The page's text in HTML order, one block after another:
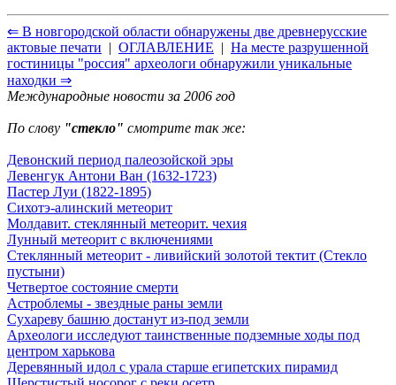
⇐ В новгородской области обнаружены две древнерусские
актовые печати | ОГЛАВЛЕНИЕ | На месте разрушенной
гостиницы "россия" археологи обнаружили уникальные
находки ⇒
Международные новости за 2006 год
По слову "стекло" смотрите так же:
Девонский период палеозойской эры
Левенгук Антони Ван (1632-1723)
Пастер Луи (1822-1895)
Сихотэ-алинский метеорит
Молдавит. стеклянный метеорит. чехия
Лунный метеорит с включениями
Стеклянный метеорит - ливийский золотой тектит (Стекло
пустыни)
Четвертое состояние смерти
Астроблемы - звездные раны земли
Сухареву башню достанут из-под земли
Археологи исследуют таинственные подземные ходы под
центром харькова
Деревянный идол с урала старше египетских пирамид